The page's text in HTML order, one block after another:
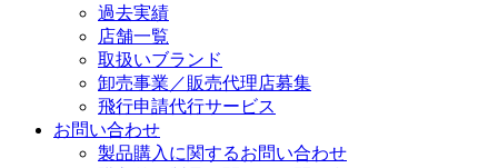
過去実績
店舗一覧
取扱いブランド
卸売事業／販売代理店募集
飛行申請代行サービス
お問い合わせ
製品購入に関するお問い合わせ